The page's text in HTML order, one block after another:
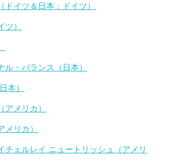
ドイツ＆日本：ドイツ）
ツ）
ル・バランス（日本）
本）
アメリカ）
メリカ）
チェルレイ ニュートリッシュ（アメリ